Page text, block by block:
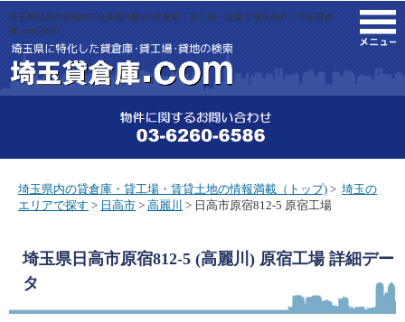
埼玉県日高市原宿812-5(高麗川駅)の貸倉庫・貸工場・賃貸土地を仲介｜埼玉貸倉
庫.com[7051]
埼玉県内の貸倉庫・貸工場・賃貸土地の情報満載（トップ) > 埼玉の
エリアで探す > 日高市 > 高麗川 > 日高市原宿812-5 原宿工場
埼玉県日高市原宿812-5 (高麗川) 原宿工場詳細デー
タ